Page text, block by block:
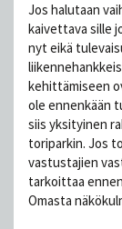
Jos halutaan
kaivettava sille
nyt eikä
kehittämiseen
ole ennenkään
siis yksityinen
toriparkin. Jos
vastustajien
tarkoittaa
Omasta